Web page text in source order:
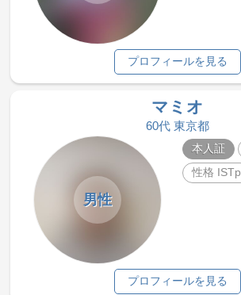
プロフィールを見る
マミオ
60代 東京都
男性
本人証
性格 ISTp
プロフィールを見る